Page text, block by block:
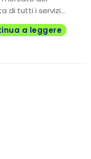
di tutti i servizi...
a leggere